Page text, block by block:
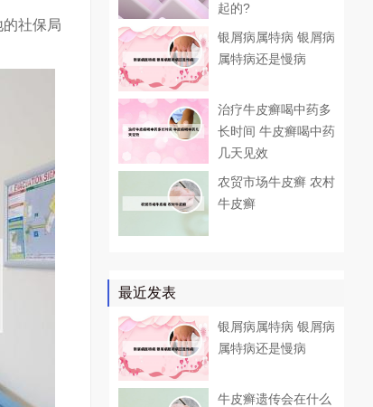
社保局
起的?
银屑病属特病 银屑病
属特病还是慢病
治疗牛皮癣喝中药多
长时间 牛皮癣喝中药
几天见效
农贸市场牛皮癣 农村
牛皮癣
最近发表
银屑病属特病 银屑病
属特病还是慢病
牛皮癣遗传会在什么